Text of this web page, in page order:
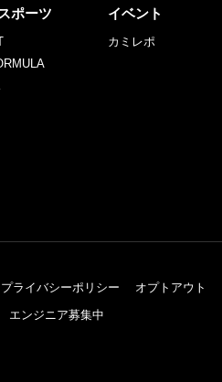
ポーツ イベント
カミレポ
プライバシーポリシー オプトアウト
エンジニア募集中